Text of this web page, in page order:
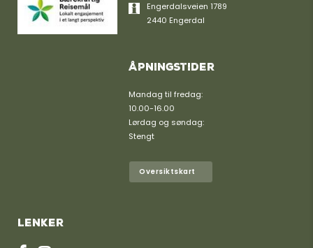
Engerdalsveien 1789
2440 Engerdal
Åpningstider
Mandag til fredag:
10.00-16.00
Lørdag og søndag:
Stengt
Oversiktskart
Lenker